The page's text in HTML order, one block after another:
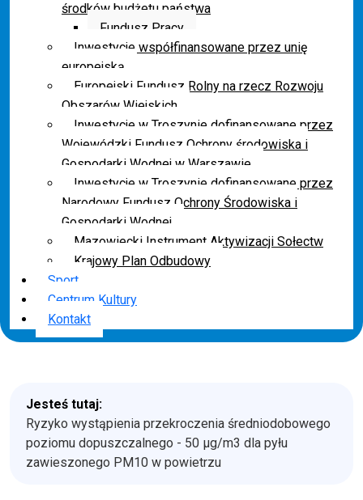
środków budżetu państwa
Fundusz Pracy
Inwestycje współfinansowane przez unię
europejską
Europejski Fundusz Rolny na rzecz Rozwoju
Obszarów Wiejskich
Inwestycje w Troszynie dofinansowane przez
Wojewódzki Fundusz Ochrony środowiska i
Gospodarki Wodnej w Warszawie
Inwestycje w Troszynie dofinansowane przez
Narodowy Fundusz Ochrony Środowiska i
Gospodarki Wodnej
Mazowiecki Instrument Aktywizacji Sołectw
Krajowy Plan Odbudowy
Sport
Centrum Kultury
Kontakt
Jesteś tutaj:
Ryzyko wystąpienia przekroczenia średniodobowego
poziomu dopuszczalnego - 50 µg/m3 dla pyłu
zawieszonego PM10 w powietrzu